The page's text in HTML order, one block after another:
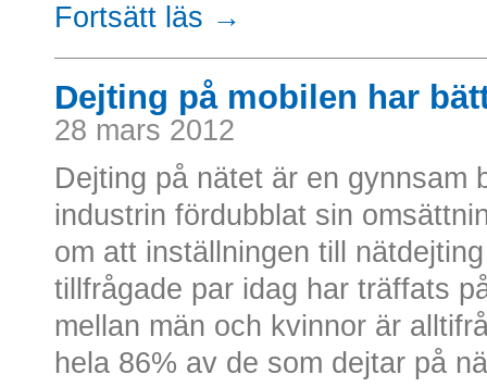
Fortsätt läs →
Dejting på mobilen har
28 mars 2012
Dejting på nätet är en gynnsam
industrin fördubblat sin
om att inställningen till
tillfrågade par idag har träffats
mellan män och kvinnor är
hela 86% av de som dejtar på